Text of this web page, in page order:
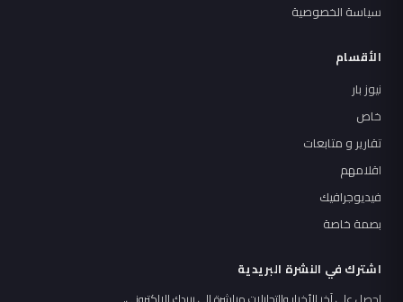
سياسة الخصوصية
الأقسام
نيوز بار
خاص
تقارير و متابعات
اقلامهم
فيديوجرافيك
بصمة خاصة
اشترك في النشرة البريدية